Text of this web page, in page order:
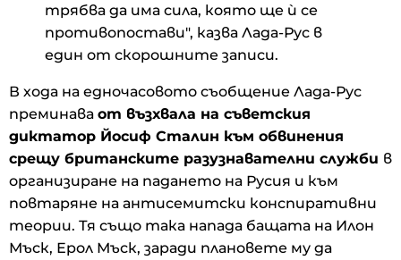
трябва да има сила, която ще ѝ се
противопостави", казва Лада-Рус в
един от скорошните записи.
В хода на едночасовото съобщение Лада-Рус
преминава от възхвала на съветския
диктатор Йосиф Сталин към обвинения
срещу британските разузнавателни служби в
организиране на падането на Русия и към
повтаряне на антисемитски конспиративни
теории. Тя също така напада бащата на Илон
Мъск, Ерол Мъск, заради плановете му да